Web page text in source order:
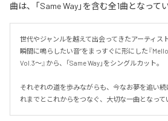
曲は、「Same Way」を含む全1曲となって
世代やジャンルを越えて出会ってきたアーティス
瞬間に鳴らしたい音”をまっすぐに形にした『
Vol.3～』から、「Same Way」をシングルカット。
それぞれの道を歩みながらも、今なお夢を追い
れまでとこれからをつなぐ、大切な一曲となって